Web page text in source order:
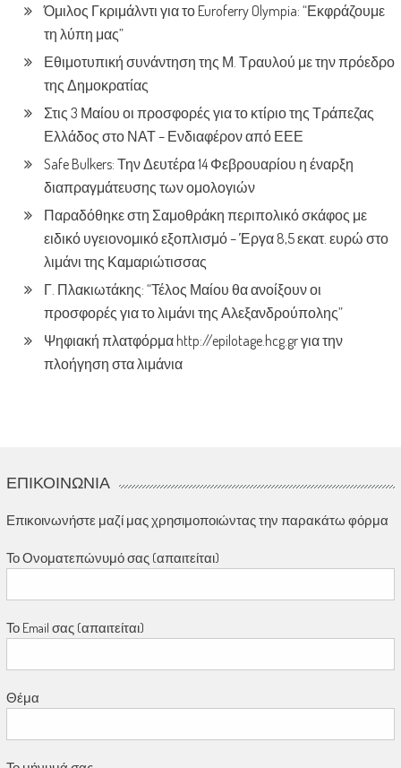
Όμιλος Γκριμάλντι για το Euroferry Olympia: “Εκφράζουμε
τη λύπη μας”
Εθιμοτυπική συνάντηση της Μ. Τραυλού με την πρόεδρο
της Δημοκρατίας
Στις 3 Μαίου οι προσφορές για το κτίριο της Τράπεζας
Ελλάδος στο ΝΑΤ – Ενδιαφέρον από ΕΕΕ
Safe Bulkers: Την Δευτέρα 14 Φεβρουαρίου η έναρξη
διαπραγμάτευσης των ομολογιών
Παραδόθηκε στη Σαμοθράκη περιπολικό σκάφος με
ειδικό υγειονομικό εξοπλισμό – Έργα 8,5 εκατ. ευρώ στο
λιμάνι της Καμαριώτισσας
Γ. Πλακιωτάκης: “Τέλος Μαίου θα ανοίξουν οι
προσφορές για το λιμάνι της Αλεξανδρούπολης”
Ψηφιακή πλατφόρμα http://epilotage.hcg.gr για την
πλοήγηση στα λιμάνια
ΕΠΙΚΟΙΝΩΝΊΑ
Επικοινωνήστε μαζί μας χρησιμοποιώντας την παρακάτω φόρμα
Το Ονοματεπώνυμό σας (απαιτείται)
Το Email σας (απαιτείται)
Θέμα